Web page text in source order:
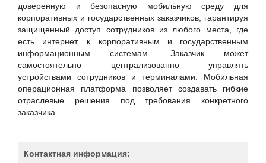
SETERE Ltd. / ООО "ТБИ"
Skybox Security
Softline
SoftMall
SONET
Staffcop
TrueConf
Xello
доверенную и безопасную мобильную среду для
корпоративных и государственных заказчиков, гарантируя
защищенный доступ сотрудников из любого места, где
есть интернет, к корпоративным и государственным
информационным системам. Заказчик может
самостоятельно централизованно управлять
устройствами сотрудников и терминалами. Мобильная
операционная платформа позволяет создавать гибкие
отраслевые решения под требования конкретного
заказчика.
Контактная информация: